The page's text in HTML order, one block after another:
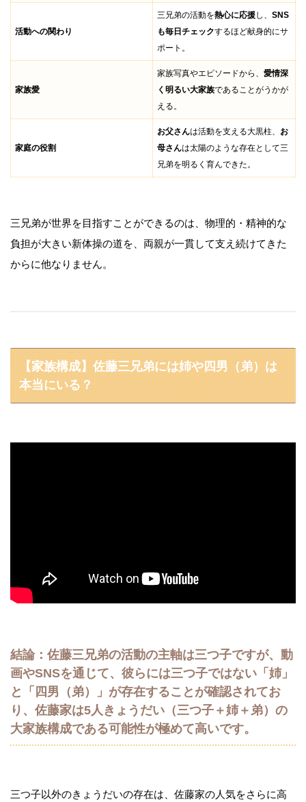
活動への関わり
三兄弟の活動を熱心に応援し、 SNS
も毎日チェックするほど献身的にサ
ポート。
家族愛
家族写真やエピソードから、 愛情深
く明るい大家族であることがうかが
える。
家庭の役割
お父さんは活動を支える大黒柱、 お
母さんは太陽のような存在として三
兄弟を明るく育んできた。
三兄弟が世界を目指すことができるのは、物理的・精神的な
負担が大きい新体操の道を、両親が一貫して支え続けてきた
からに他なりません。
【家族構成】佐藤三兄弟には姉や四男（弟）は
本当にいる？
結論：佐藤三兄弟の活動の主軸は三つ子ですが、動
画やSNSを通じて、彼らには三つ子ではない「姉」
と「四男（弟）」が存在することが確認されてお
り、佐藤家は5人きょうだい（三つ子＋姉＋弟）の
大家族構成である可能性が極めて高いです。
三つ子以外のきょうだいの存在は、佐藤家の人気をさらに高